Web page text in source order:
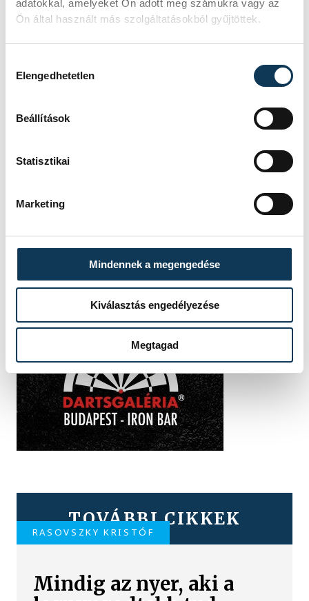
adatokkal, amelyeket Ön adott meg számukra vagy az
Ön által használt más szolgáltatásokból gyűjtöttek.
Elengedhetetlen
Beállítások
Statisztikai
Marketing
Mindennek a megengedése
Kiválasztás engedélyezése
Megtagad
TOVÁBBI CIKKEK
RASOVSZKY KRISTÓF
Mindig az nyer, aki a